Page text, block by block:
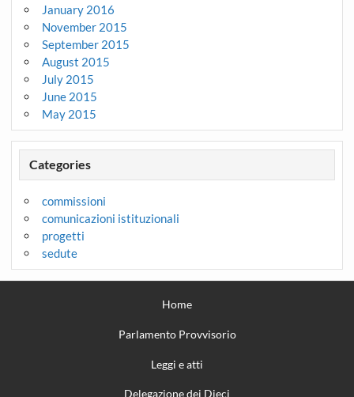
January 2016
November 2015
September 2015
August 2015
July 2015
June 2015
May 2015
Categories
commissioni
comunicazioni istituzionali
progetti
sedute
Home
Parlamento Provvisorio
Leggi e atti
Delegazione dei Dieci